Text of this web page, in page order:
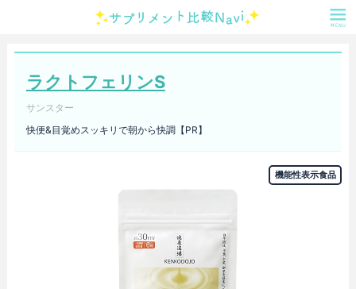
ラクトフェリンS
サンスター
快便&目覚めスッキリで朝から快調【PR】
機能性表示食品